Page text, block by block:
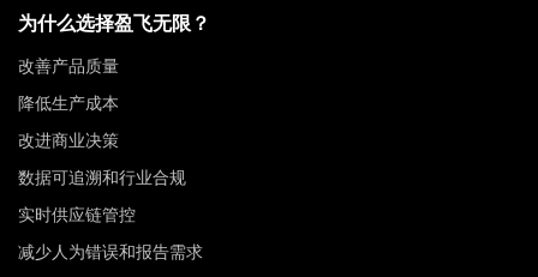
为什么选择盈飞无限？
改善产品质量
降低生产成本
改进商业决策
数据可追溯和行业合规
实时供应链管控
减少人为错误和报告需求